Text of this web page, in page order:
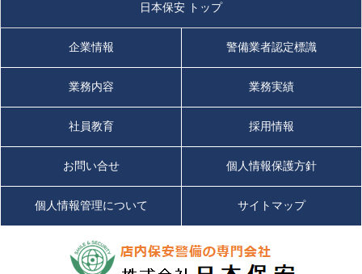
日本保安 トップ
企業情報 警備業者認定標識
業務内容 業務実績
社員教育 採用情報
お問い合せ 個人情報保護方針
個人情報管理について サイトマップ